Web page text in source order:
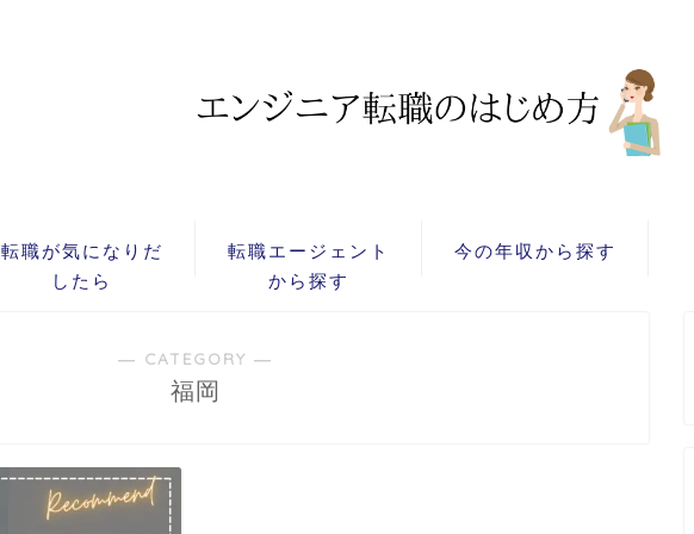
転職が気になりだ
したら
転職エージェント
から探す
今の年収から探す
― CATEGORY ―
福岡